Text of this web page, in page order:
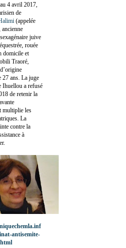
4 avril 2017,
de
(appelée
juive
rouée
domicile et
Traoré,
27 ans. La juge
Ihuellou a refusé
de retenir la
multiplie les
La
contre la
à
antisemite-